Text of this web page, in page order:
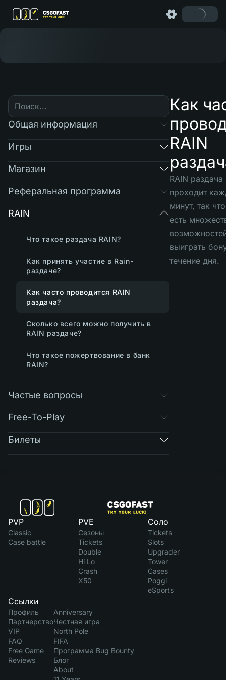
Общая информация
Игры
Магазин
Реферальная программа
RAIN
Что такое раздача RAIN?
Как принять участие в Rain-
раздаче?
Как часто проводится RAIN
раздача?
Сколько всего можно получить в
RAIN раздаче?
Что такое пожертвование в банк
RAIN?
Частые вопросы
Free-To-Play
Билеты
Как
RAIN
RAIN раздача
проходит
минут, так
есть
выиграть
течение дня.
PVP
Classic
Case battle
PVE
Сезоны
Tickets
Double
Hi Lo
Crash
X50
Соло
Tickets
Slots
Upgrader
Tower
Cases
Poggi
eSports
Ссылки
Профиль
Партнерство
VIP
FAQ
Free Game
Reviews
Anniversary
Честная игра
North Pole
FIFA
Программа Bug Bounty
Блог
About